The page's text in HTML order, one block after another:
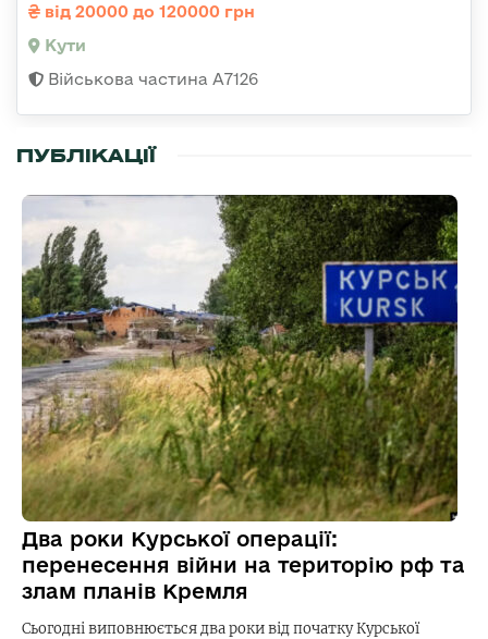
від 20000 до 120000 грн
Кути
Військова частина А7126
ПУБЛІКАЦІЇ
Два роки Курської операції:
перенесення війни на територію рф та
злам планів Кремля
Сьогодні виповнюється два роки від початку Курської